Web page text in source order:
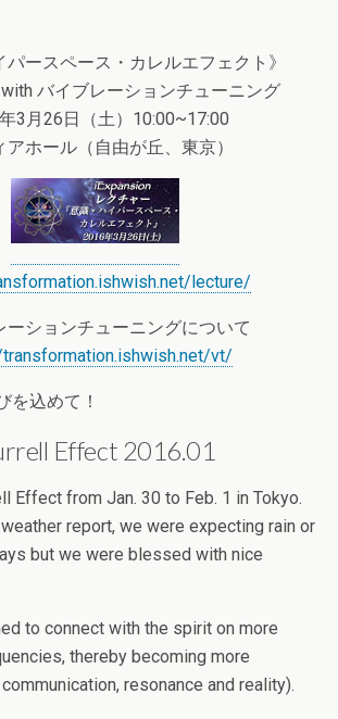
パースペース・カレルエフェクト》
バイブレーションチューニング
3月26日（土）10:00~17:00
アホール（自由が丘、東京）
lecture/
ーションチューニングについて
vt/
を込めて！
Effect 2016.01
Effect from Jan. 30 to Feb. 1 in Tokyo.
report, we were expecting rain or
but we were blessed with nice
to connect with the spirit on more
thereby becoming more
resonance and reality).